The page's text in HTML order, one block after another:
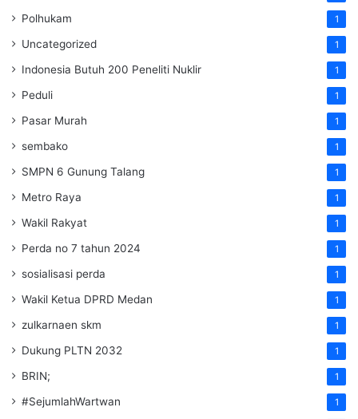
Polhukam 1
Uncategorized 1
Indonesia Butuh 200 Peneliti Nuklir 1
Peduli 1
Pasar Murah 1
sembako 1
SMPN 6 Gunung Talang 1
Metro Raya 1
Wakil Rakyat 1
Perda no 7 tahun 2024 1
sosialisasi perda 1
Wakil Ketua DPRD Medan 1
zulkarnaen skm 1
Dukung PLTN 2032 1
BRIN; 1
#SejumlahWartwan 1